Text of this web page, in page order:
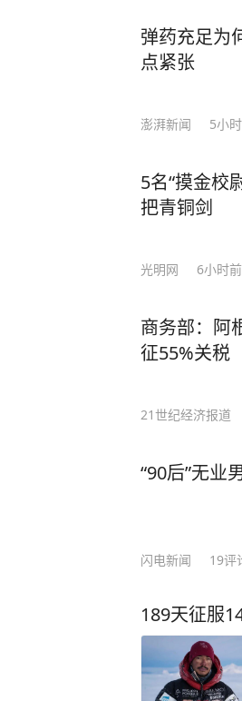
弹药充足为
点紧张
澎湃新闻 5小
5名“摸金校
把青铜剑
光明网 6小时前
商务部：阿
征55%关税
21世纪经济报道
“90后”无业
闪电新闻 19评
189天征服